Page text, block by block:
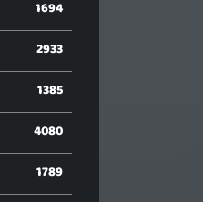
1694
2933
1385
4080
1789